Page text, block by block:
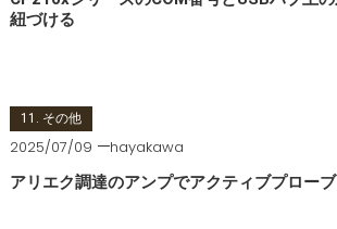
紐づける
11. その他
2025/07/09 hayakawa
アリエク調達のアンプでアクティブプロー